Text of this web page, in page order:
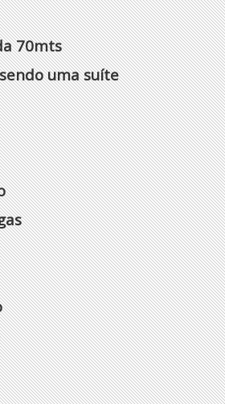
70mts
uma suíte